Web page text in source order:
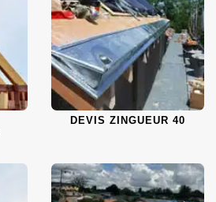
DEVIS ZINGUEUR 40